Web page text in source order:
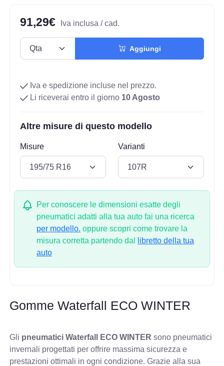
91,29€ Iva inclusa / cad.
Aggiungi
Iva e spedizione incluse nel prezzo.
Li riceverai entro il giorno 10 Agosto
Altre misure di questo modello
Misure Varianti
Per conoscere le dimensioni esatte degli
pneumatici adatti alla tua auto fai una ricerca
per modello. oppure scopri come trovare la
misura corretta partendo dal
libretto della tua
auto
Gomme Waterfall ECO WINTER
Gli pneumatici Waterfall ECO WINTER sono pneumatici
invernali progettati per offrire massima sicurezza e
prestazioni ottimali in ogni condizione. Grazie alla sua